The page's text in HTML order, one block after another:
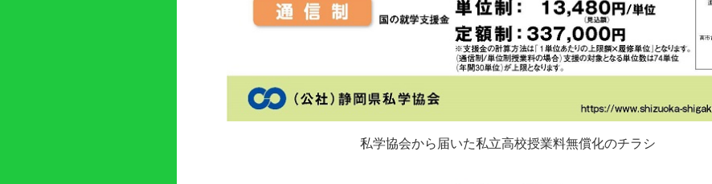
私学協会から届いた私立高校授業料無償化のチラシ